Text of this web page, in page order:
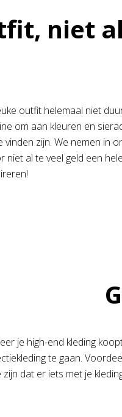
niet
outfit helemaal niet
om aan kleuren en
zijn. We nemen in
niet al te veel geld een
je high-end kleding
te gaan.
dat er iets met je